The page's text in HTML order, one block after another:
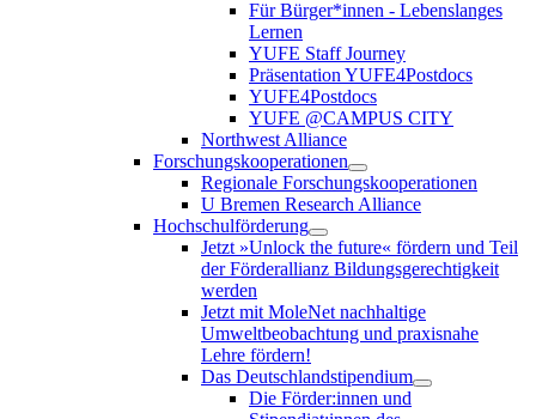
Für Bürger*innen - Lebenslanges
Lernen
YUFE Staff Journey
Präsentation YUFE4Postdocs
YUFE4Postdocs
YUFE @CAMPUS CITY
Northwest Alliance
Forschungskooperationen
Regionale Forschungskooperationen
U Bremen Research Alliance
Hochschulförderung
Jetzt »Unlock the future« fördern und Teil
der Förderallianz Bildungsgerechtigkeit
werden
Jetzt mit MoleNet nachhaltige
Umweltbeobachtung und praxisnahe
Lehre fördern!
Das Deutschlandstipendium
Die Förder:innen und